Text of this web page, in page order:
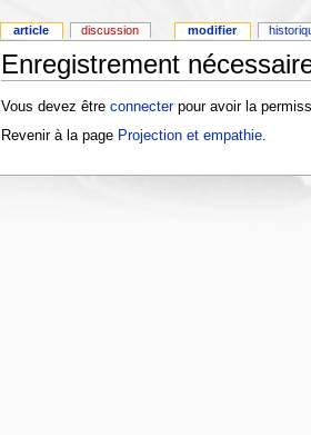
Enregistrement
Vous devez être connecterpour avoir la
Revenir à la page Projection et empathie.
article discussion modifier